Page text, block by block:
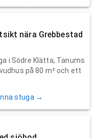
nära Grebbestad
i Södre Klätta, Tanums
på 80 m² och ett
stuga →